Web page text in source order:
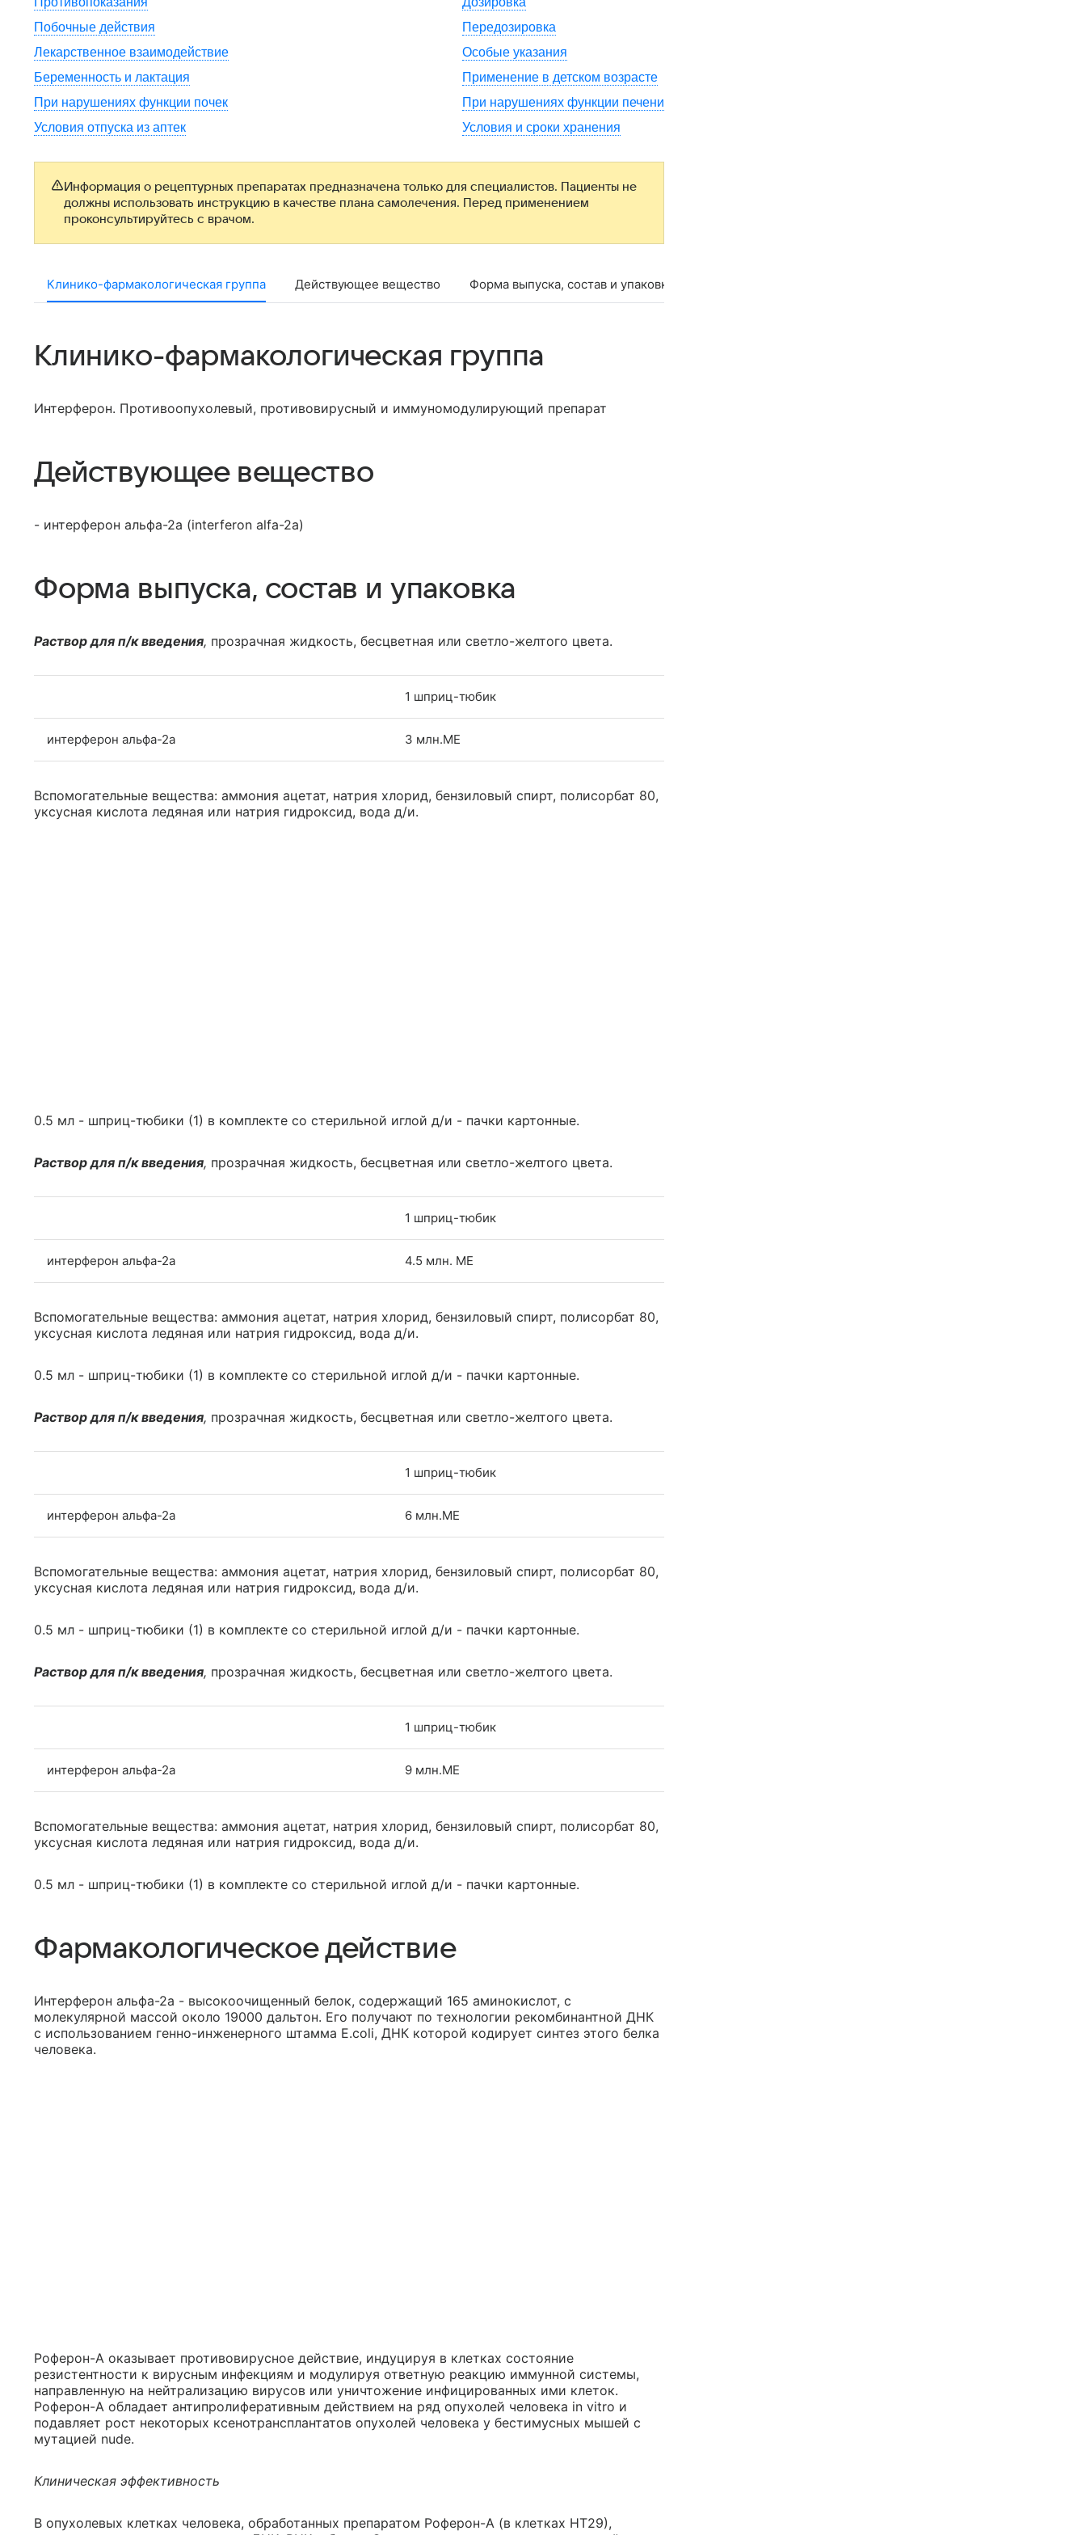
Побочные действия
Передозировка
Лекарственное взаимодействие
Особые указания
Беременность и лактация
Применение в детском возрасте
При нарушениях функции почек
При нарушениях функции печени
Условия отпуска из аптек
Условия и сроки хранения
Информация о рецептурных препаратах предназначена только для специалистов. Пациенты не
должны использовать инструкцию в качестве плана самолечения. Перед применением
проконсультируйтесь с врачом.
Клинико-фармакологическая группа Действующее вещество Форма выпуска, состав и упаковка
Клинико-фармакологическая группа
Интерферон. Противоопухолевый, противовирусный и иммуномодулирующий препарат
Действующее вещество
- интерферон альфа-2a (interferon alfa-2a)
Форма выпуска, состав и упаковка
Раствор для п/к введения, прозрачная жидкость, бесцветная или светло-желтого цвета.
1 шприц-тюбик
интерферон альфа-2a 3 млн.МЕ
Вспомогательные вещества: аммония ацетат, натрия хлорид, бензиловый спирт, полисорбат 80,
уксусная кислота ледяная или натрия гидроксид, вода д/и.
0.5 мл - шприц-тюбики (1) в комплекте со стерильной иглой д/и - пачки картонные.
Раствор для п/к введения, прозрачная жидкость, бесцветная или светло-желтого цвета.
1 шприц-тюбик
интерферон альфа-2a 4.5 млн. МЕ
Вспомогательные вещества: аммония ацетат, натрия хлорид, бензиловый спирт, полисорбат 80,
уксусная кислота ледяная или натрия гидроксид, вода д/и.
0.5 мл - шприц-тюбики (1) в комплекте со стерильной иглой д/и - пачки картонные.
Раствор для п/к введения, прозрачная жидкость, бесцветная или светло-желтого цвета.
1 шприц-тюбик
интерферон альфа-2a 6 млн.МЕ
Вспомогательные вещества: аммония ацетат, натрия хлорид, бензиловый спирт, полисорбат 80,
уксусная кислота ледяная или натрия гидроксид, вода д/и.
0.5 мл - шприц-тюбики (1) в комплекте со стерильной иглой д/и - пачки картонные.
Раствор для п/к введения, прозрачная жидкость, бесцветная или светло-желтого цвета.
1 шприц-тюбик
интерферон альфа-2a 9 млн.МЕ
Вспомогательные вещества: аммония ацетат, натрия хлорид, бензиловый спирт, полисорбат 80,
уксусная кислота ледяная или натрия гидроксид, вода д/и.
0.5 мл - шприц-тюбики (1) в комплекте со стерильной иглой д/и - пачки картонные.
Фармакологическое действие
Интерферон альфа-2а - высокоочищенный белок, содержащий 165 аминокислот, с
молекулярной массой около 19000 дальтон. Его получают по технологии рекомбинантной ДНК
с использованием генно-инженерного штамма E.coli, ДНК которой кодирует синтез этого белка
человека.
Роферон-А оказывает противовирусное действие, индуцируя в клетках состояние
резистентности к вирусным инфекциям и модулируя ответную реакцию иммунной системы,
направленную на нейтрализацию вирусов или уничтожение инфицированных ими клеток.
Роферон-А обладает антипролиферативным действием на ряд опухолей человека in vitro и
подавляет рост некоторых ксенотрансплантатов опухолей человека у бестимусных мышей с
мутацией nude.
Клиническая эффективность
В опухолевых клетках человека, обработанных препаратом Роферон-А (в клетках НТ29),